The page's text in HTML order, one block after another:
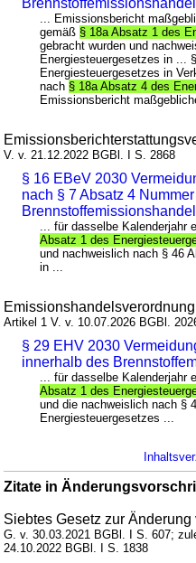
... Emissionsbericht
gemäß § 18a Absatz 1 des
gebracht wurden und
Energiesteuergesetzes in ...
Energiesteuergesetzes in
nach § 18a Absatz 4 des
Emissionsbericht
V. v. 21.12.2022 BGBl. I S. 2868
§ 16 EBeV 2030
nach § 7 Absatz 4
... für dasselbe Kalenderjahr
Absatz 1 des
und nachweislich nach § 46
in ...
Artikel 1 V. v. 10.07.2026 BGBl.
§ 29 EHV 2030
innerhalb des
... für dasselbe Kalenderjahr
Absatz 1 des
und die nachweislich nach §
Energiesteuergesetzes ...
Zitate in
Siebtes Gesetz zur
G. v. 30.03.2021 BGBl. I S. 607;
24.10.2022 BGBl. I S. 1838